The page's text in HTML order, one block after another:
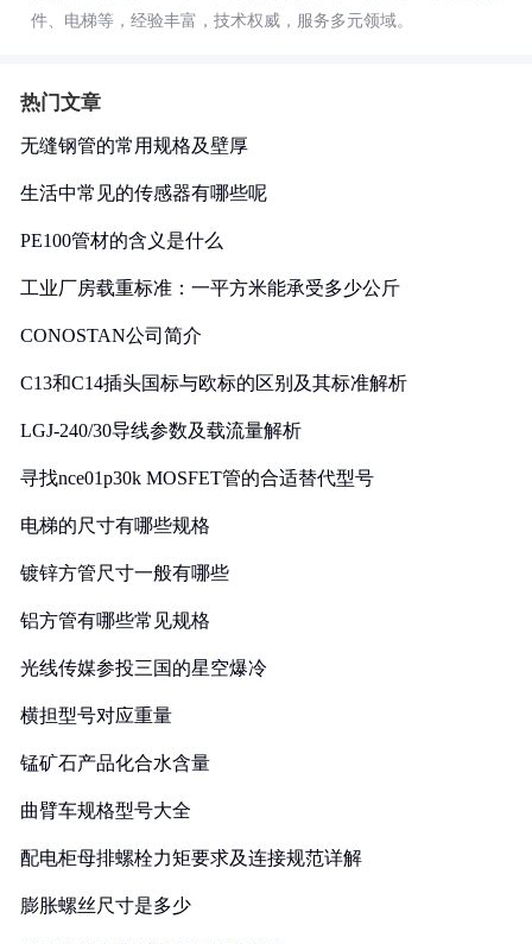
件、电梯等，经验丰富，技术权威，服务多元领域。
热门文章
无缝钢管的常用规格及壁厚
生活中常见的传感器有哪些呢
PE100管材的含义是什么
工业厂房载重标准：一平方米能承受多少公斤
CONOSTAN公司简介
C13和C14插头国标与欧标的区别及其标准解析
LGJ-240/30导线参数及载流量解析
寻找nce01p30k MOSFET管的合适替代型号
电梯的尺寸有哪些规格
镀锌方管尺寸一般有哪些
铝方管有哪些常见规格
光线传媒参投三国的星空爆冷
横担型号对应重量
锰矿石产品化合水含量
曲臂车规格型号大全
配电柜母排螺栓力矩要求及连接规范详解
膨胀螺丝尺寸是多少